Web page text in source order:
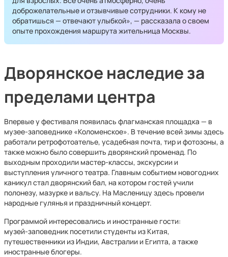
доброжелательные и отзывчивые сотрудники. К кому не
обратишься — отвечают улыбкой», — рассказала о своем
опыте прохождения маршрута жительница Москвы.
Дворянское наследие за
пределами центра
Впервые у фестиваля появилась флагманская площадка — в
музее‑заповеднике «Коломенское». В течение всей зимы здесь
работали ретрофотоателье, усадебная почта, тир и фотозоны, а
также можно было совершить дворянский променад. По
выходным проходили мастер‑классы, экскурсии и
выступления уличного театра. Главным событием новогодних
каникул стал дворянский бал, на котором гостей учили
полонезу, мазурке и вальсу. На Масленицу здесь провели
народные гулянья и праздничный концерт.
Программой интересовались и иностранные гости:
музей‑заповедник посетили студенты из Китая,
путешественники из Индии, Австралии и Египта, а также
иностранные блогеры.